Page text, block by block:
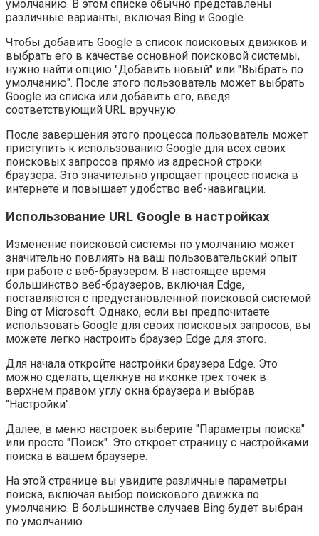
умолчанию. В этом списке обычно представлены
различные варианты, включая Bing и Google.
Чтобы добавить Google в список поисковых движков и
выбрать его в качестве основной поисковой системы,
нужно найти опцию "Добавить новый" или "Выбрать по
умолчанию". После этого пользователь может выбрать
Google из списка или добавить его, введя
соответствующий URL вручную.
После завершения этого процесса пользователь может
приступить к использованию Google для всех своих
поисковых запросов прямо из адресной строки
браузера. Это значительно упрощает процесс поиска в
интернете и повышает удобство веб-навигации.
Использование URL Google в настройках
Изменение поисковой системы по умолчанию может
значительно повлиять на ваш пользовательский опыт
при работе с веб-браузером. В настоящее время
большинство веб-браузеров, включая Edge,
поставляются с предустановленной поисковой системой
Bing от Microsoft. Однако, если вы предпочитаете
использовать Google для своих поисковых запросов, вы
можете легко настроить браузер Edge для этого.
Для начала откройте настройки браузера Edge. Это
можно сделать, щелкнув на иконке трех точек в
верхнем правом углу окна браузера и выбрав
"Настройки".
Далее, в меню настроек выберите "Параметры поиска"
или просто "Поиск". Это откроет страницу с настройками
поиска в вашем браузере.
На этой странице вы увидите различные параметры
поиска, включая выбор поискового движка по
умолчанию. В большинстве случаев Bing будет выбран
по умолчанию.